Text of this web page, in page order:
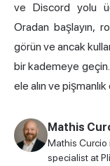
ve Discord yolu
Oradan başlayın,
görün ve ancak
bir kademeye
ele alın ve
Mathis
Mathis Curcio
specialist at